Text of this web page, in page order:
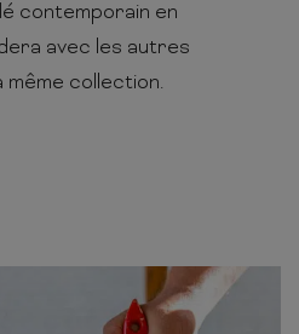
contemporain en
avec les autres
même collection.